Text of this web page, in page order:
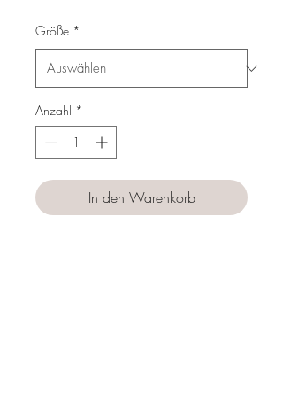
Größe *
Anzahl *
In den Warenkorb